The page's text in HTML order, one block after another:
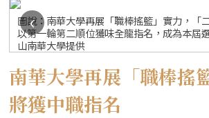
圖說：南華大學再展「職棒搖籃」實力，「
以第一輪第二順位獲味全龍指名，成為本屆
山南華大學提供
‹
南華大學再展「職棒
將獲中職指名